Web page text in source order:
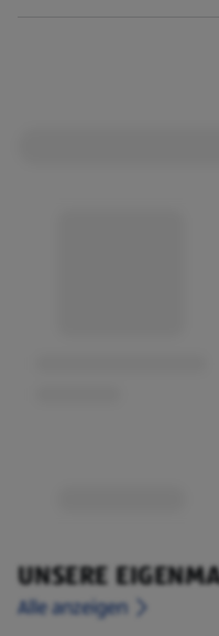
UNSERE
Alle anzeigen